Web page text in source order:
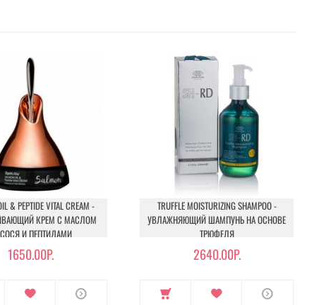
& PEPTIDE VITAL CREAM -
КРЕМ С МАСЛОМ
И ПЕПТИДАМИ
1650.00Р.
TRUFFLE MOISTURIZING SHAMPOO -
УВЛАЖНЯЮЩИЙ ШАМПУНЬ НА ОСНОВЕ
ТРЮФЕЛЯ
2640.00Р.